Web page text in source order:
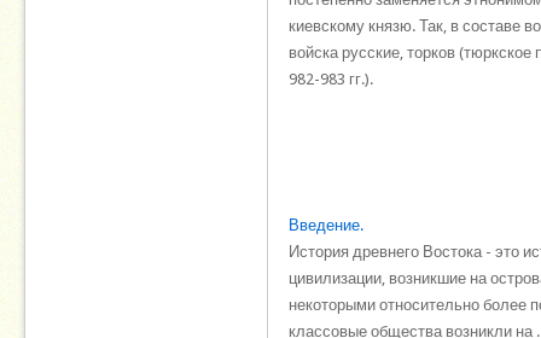
киевскому князю. Так, в составе
войска русские, торков
982-983 гг.).
Введение.
История древнего Востока - это
цивилизации, возникшие на
некоторыми относительно более
классовые общества возникли на